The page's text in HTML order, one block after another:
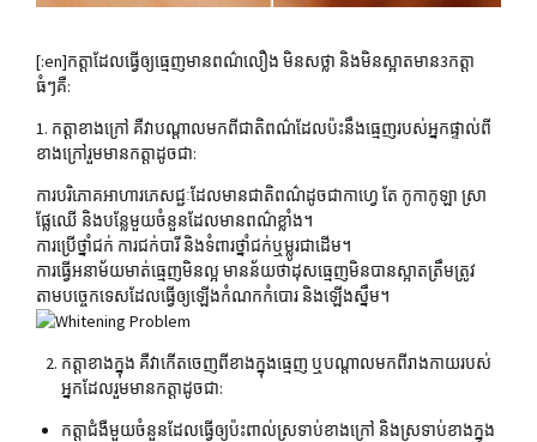
[:en]កត្តា​ដែល​ធ្វើឲ្យ​ធ្មេញ​មាន​ពណ៌​លឿង​ មិនសថ្លា​ និងមិ​នស្អាត​មាន3កត្តា​
ធំៗគឺ:
1.​ កត្តា​ខាងក្រៅ​ គឺវាបណ្តាលមកពីជាតិ​ពណ៌​ដែលប៉ះនឹងធ្មេញរបស់អ្នកផ្ទាល់ពី
ខាងក្រៅ​រួមមាន​កត្តា​ដូចជា:
ការបរិភោគអាហារភេសជ្ជៈ​ដែលមានជាតិ​ពណ៌​ដូចជាកាហ្វេ​ តែ​ កូកាកូឡា​ ស្រា​
ផ្លែឈើ​ និងបន្លែមួយចំនួនដែលមាន​ពណ៌​ខ្លាំង។
ការប្រើថ្នាំជក់​ ការជក់បារី​ និងទំពារថ្នាំជក់ឬម្លូរជាដើម។
ការ​ធ្វើ​អនាម័យមាត់ធ្មេញមិនល្អ មានន័យ​ថា​ដុស​ធ្មេញ​មិនបានស្អាតត្រឹមត្រូវ
តាម​បច្ចេកទេស​ដែល​ធ្វើឲ្យ​ឡើង​កំណក​កំបោរ និងឡើង​ស្នឹម​។
កត្តាខាងក្នុង​ គឺវាកើតចេញពីខាងក្នុងធ្មេញ ឬបណ្តាលមកពីរាងកាយរបស់
អ្នកដែលរួមមាន​កត្តា​ដូចជា:
កត្តា​ជំងឺ​មួយចំនួន​ដែល​ធ្វើឲ្យ​ប៉ះពាល់​ស្រទាប់​ខាងក្រៅ​ និង​ស្រទាប់​ខាង​ក្នុង